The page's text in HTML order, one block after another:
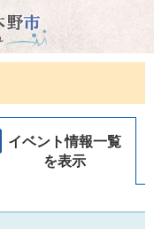
イベント情報一覧
を表示